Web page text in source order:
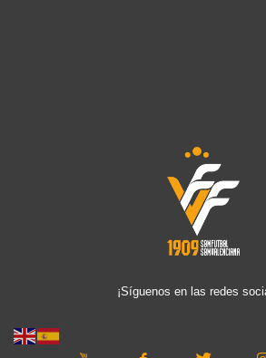
¡Síguenos en las redes